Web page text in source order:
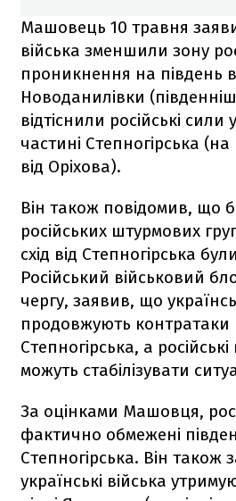
Машовець 10 травня
війська зменшили зону
проникнення на південь
Новоданилівки
відтіснили російські сили
частині Степногірська (на
від Оріхова).
Він також повідомив, що
російських штурмових
схід від Степногірська
Російський військовий
чергу, заявив, що
продовжують контратаки
Степногірська, а
можуть стабілізувати
За оцінками Машовця,
фактично обмежені
Степногірська. Він також
українські війська